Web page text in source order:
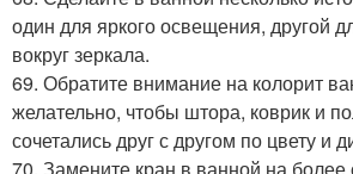
один для яркого освещения, другой
вокруг зеркала.
69. Обратите внимание на колорит
желательно, чтобы штора, коврик и
сочетались друг с другом по цвету и
70. Замените кран в ванной на